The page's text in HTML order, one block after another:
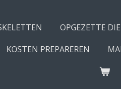
OPGEZETTE
KOSTEN PREPAREREN